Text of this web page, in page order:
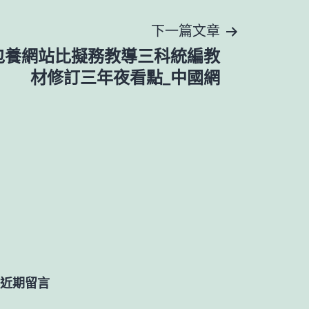
下一篇文章
網站比擬務教導三科統編教
材修訂三年夜看點_中國網
近期留言